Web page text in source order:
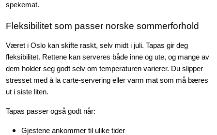
spekemat.
Fleksibilitet som passer norske sommerforhold
Været i Oslo kan skifte raskt, selv midt i juli. Tapas gir deg
fleksibilitet. Rettene kan serveres både inne og ute, og mange av
dem holder seg godt selv om temperaturen varierer. Du slipper
stresset med à la carte-servering eller varm mat som må bæres
ut i siste liten.
Tapas passer også godt når:
Gjestene ankommer til ulike tider
Bestselgere
Konfirmasjon
Minnestund
Konditori